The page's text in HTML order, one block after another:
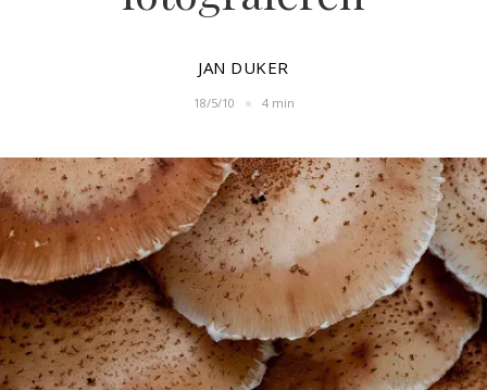
JAN DUKER
18/5/10 4 min